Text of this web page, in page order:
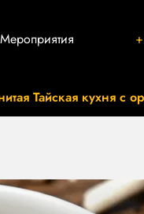
Мероприятия
Тайская кухня с